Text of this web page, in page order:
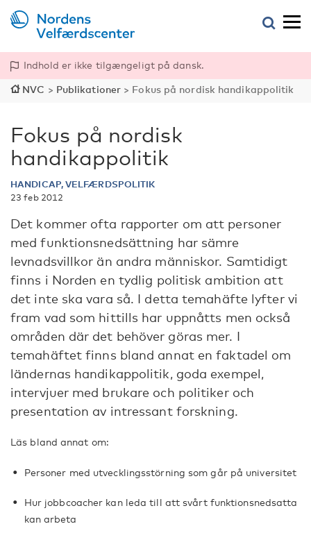
Indhold er ikke tilgængeligt på dansk.
NVC > Publikationer > Fokus på nordisk handikappolitik
Fokus på nordisk
handikappolitik
HANDICAP, VELFÆRDSPOLITIK
23 feb 2012
Det kommer ofta rapporter om att personer
med funktionsnedsättning har sämre
levnadsvillkor än andra människor. Samtidigt
finns i Norden en tydlig politisk ambition att
det inte ska vara så. I detta temahäfte lyfter vi
fram vad som hittills har uppnåtts men också
områden där det behöver göras mer. I
temahäftet finns bland annat en faktadel om
ländernas handikappolitik, goda exempel,
intervjuer med brukare och politiker och
presentation av intressant forskning.
Läs bland annat om:
Personer med utvecklingsstörning som går på universitet
Hur jobbcoacher kan leda till att svårt funktionsnedsatta
kan arbeta